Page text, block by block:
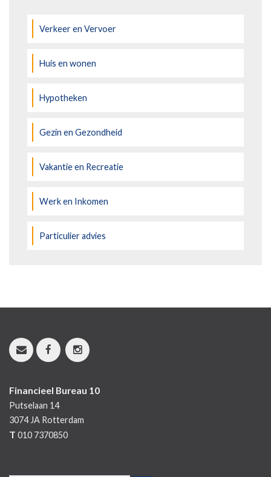
Verkeer en Vervoer
Huis en wonen
Hypotheken
Gezin en Gezondheid
Vakantie en Recreatie
Werk en Inkomen
Particulier advies
Financieel Bureau 10
Putselaan 14
3074 JA Rotterdam
T 010 7370850